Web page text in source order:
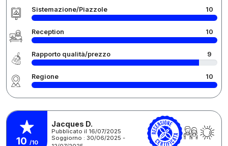
Sistemazione/Piazzole 10
Reception 10
Rapporto qualità/prezzo 9
Regione 10
10 /10
Jacques D.
Pubblicato il 16/07/2025
Soggiorno : 30/06/2025 -